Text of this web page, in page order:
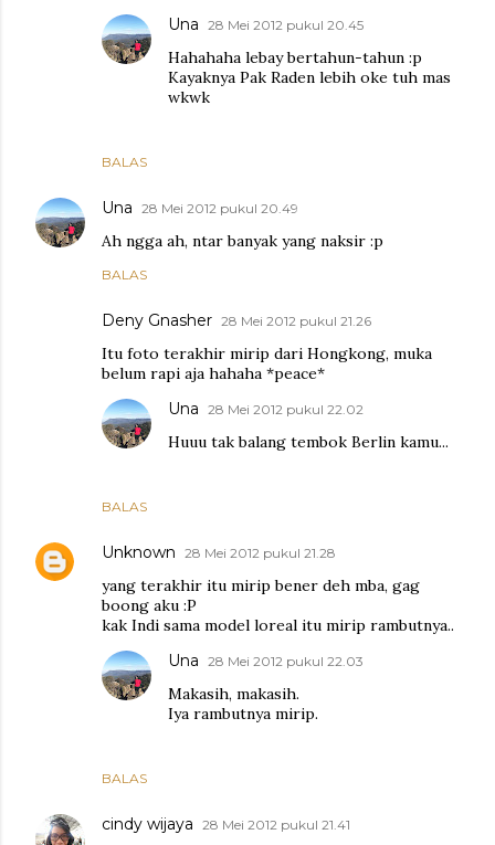
BALAS
Una 28 Mei 2012 pukul 20.45
Hahahaha lebay bertahun-tahun :p
Kayaknya Pak Raden lebih oke tuh mas
wkwk
Una 28 Mei 2012 pukul 20.49
Ah ngga ah, ntar banyak yang naksir :p
BALAS
Deny Gnasher 28 Mei 2012 pukul 21.26
Itu foto terakhir mirip dari Hongkong, muka
belum rapi aja hahaha *peace*
BALAS
Una 28 Mei 2012 pukul 22.02
Huuu tak balang tembok Berlin kamu...
Unknown 28 Mei 2012 pukul 21.28
yang terakhir itu mirip bener deh mba, gag
boong aku :P
kak Indi sama model loreal itu mirip rambutnya..
BALAS
Una 28 Mei 2012 pukul 22.03
Makasih, makasih.
Iya rambutnya mirip.
cindy wijaya 28 Mei 2012 pukul 21.41